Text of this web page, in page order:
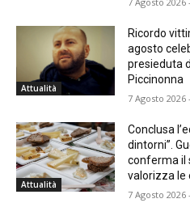
Attualità
Ricordo
agosto
presieduta
Piccinonna
7 Agosto 2026
Attualità
Conclusa
dintorni”.
conferma il
valorizza le
7 Agosto 2026